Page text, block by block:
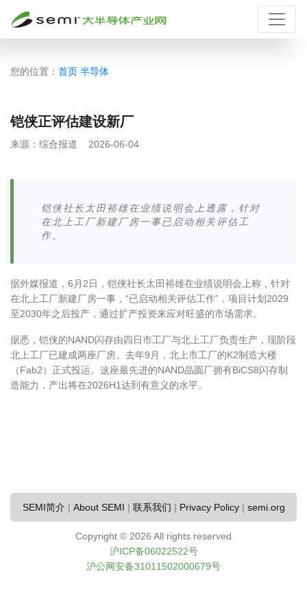
您的位置： 首页 半导体
铠侠正评估建设新厂
来源： 综合报道 2026-06-04
铠侠社长太田裕雄在业绩说明会上透露，针对
在北上工厂新建厂房一事已启动相关评估工
作。
据外媒报道，6月2日，铠侠社长太田裕雄在业绩说明会上称，针对
在北上工厂新建厂房一事，“已启动相关评估工作”，项目计划2029
至2030年之后投产，通过扩产投资来应对旺盛的市场需求。
据悉，铠侠的NAND闪存由四日市工厂与北上工厂负责生产，现阶段
北上工厂已建成两座厂房。去年9月，北上市工厂的K2制造大楼
（Fab2）正式投运。这座最先进的NAND晶圆厂拥有BiCS8闪存制
造能力，产出将在2026H1达到有意义的水平。
SEMI简介 | About SEMI | 联系我们 | Privacy Policy| semi.org
Copyright © 2026 All rights reserved
沪ICP备06022522号
沪公网安备31011502000679号